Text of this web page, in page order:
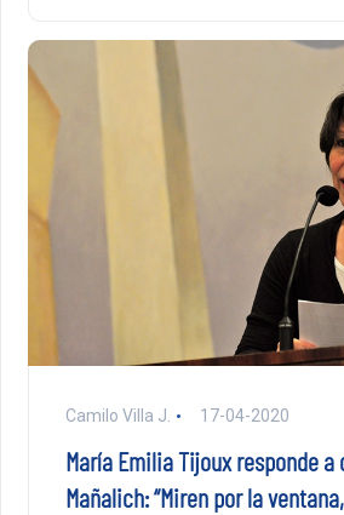
Camilo Villa J. 17-04-2020
María Emilia Tijoux responde a
Mañalich: “Miren por la